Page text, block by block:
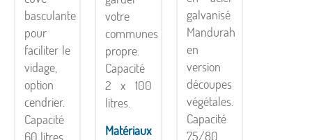
basculante
pour
faciliter le
vidage,
option
cendrier.
Capacité
60 litres.
votre
communes
propre.
Capacité
2 x 100
litres.
Matériaux
galvanisé
Mandurah
en
version
découpes
végétales.
Capacité
75/80